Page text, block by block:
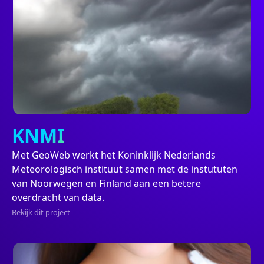
Project
KNMI
Met GeoWeb werkt het Koninklijk Nederlands
Meteorologisch instituut samen met de instututen
van Noorwegen en Finland aan een betere
overdracht van data.
Bekijk dit project